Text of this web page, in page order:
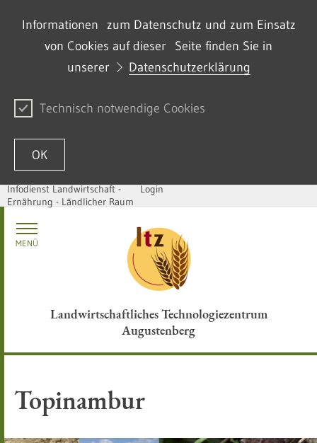
Informationen zum Datenschutz und zum Einsatz
von Cookies auf dieser Seite finden Sie in
unserer
Datenschutzerklärung
Technisch notwendige Cookies
OK
Passer au contenu
Infodienst Landwirtschaft -
Ernährung - Ländlicher Raum
Login
Landwirtschaftliches Technologiezentrum
Augustenberg
MENÜ
Topinambur